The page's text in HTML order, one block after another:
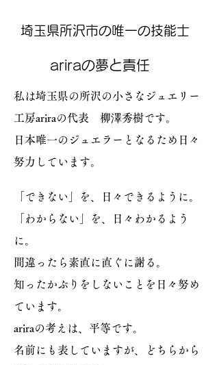
​埼玉県所沢市の唯一の技能士
ariraの夢と責任
私は埼玉県の所沢の小さなジュエリー
工房ariraの代表 柳澤秀樹です。
​日本唯一のジュエラーとなるため日々
努力しています。
「できない」を、日々できるように。
「わからない」を、日々わかるよう
に。
間違ったら素直に直ぐに謝る。
知ったかぶりをしないことを日々努め
ています。
ariraの考えは、平等です。
名前にも表していますが、どちらから